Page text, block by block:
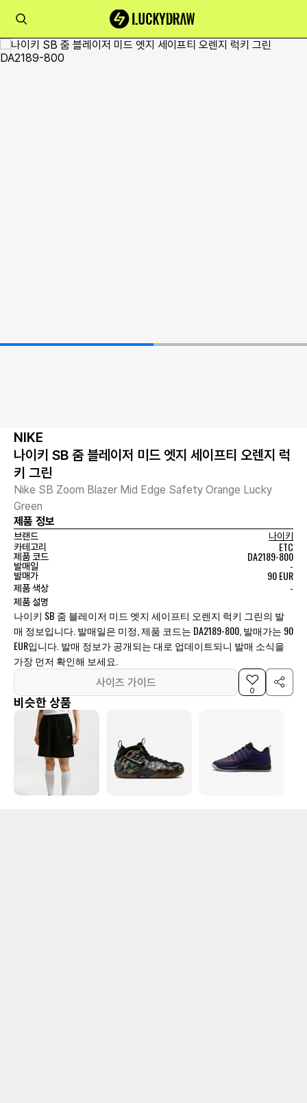
NIKE
나이키 SB 줌 블레이저 미드 엣지 세이프티 오렌지 럭
키 그린
Nike SB Zoom Blazer Mid Edge Safety Orange Lucky
Green
제품 정보
브랜드
나이키
카테고리
ETC
제품 코드 DA2189-800
발매일 -
발매가 90 EUR
제품 색상 -
제품 설명
나이키 SB 줌 블레이저 미드 엣지 세이프티 오렌지 럭키 그린의 발
매 정보입니다. 발매일은 미정, 제품 코드는 DA2189-800, 발매가는 90
EUR입니다. 발매 정보가 공개되는 대로 업데이트되니 발매 소식을
가장 먼저 확인해 보세요.
사이즈 가이드
0
비슷한 상품